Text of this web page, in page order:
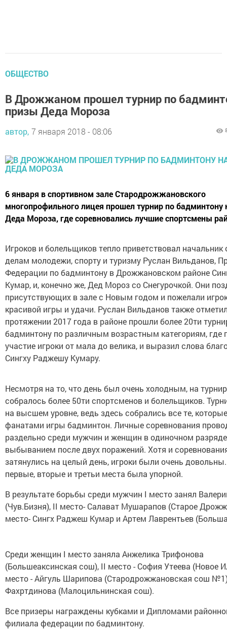
ОБЩЕСТВО
В Дрожжаном прошел турнир по
призы Деда Мороза
автор, 7 января 2018 - 08:06
6 января в спортивном зале Стародрожжановского
многопрофильного лицея прошел турнир по бадминтону
Деда Мороза, где соревновались лучшие спортсмены
Игроков и болельщиков тепло приветствовал начальник
делам молодежи, спорту и туризму Руслан Вильданов,
Федерации по бадминтону в Дрожжановском районе
Кумар, и, конечно же, Дед Мороз со Снегурочкой. Они
присутствующих в зале с Новым годом и пожелали
красивой игры и удачи. Руслан Вильданов также
протяжении 2017 года в районе прошли более 20ти
бадминтону по различным возрастным категориям, где
участие игроки от мала до велика, и выразил слова
Сингху Раджешу Кумару.
Несмотря на то, что день был очень холодным, на турнир
собралось более 50ти спортсменов и болельщиков.
на высшем уровне, ведь здесь собрались все те,
фанатами игры бадминтон. Личные соревнования
раздельно среди мужчин и женщин в одиночном
выбыванием после двух поражений. Хотя и
затянулись на целый день, игроки были очень
первые, вторые и третьи места была упорной.
В результате борьбы среди мужчин I место занял
(Чув.Бизня), II место- Салават Мушарапов (Старое
место- Сингх Раджеш Кумар и Артем Лаврентьев
Среди женщин I место заняла Анжелика Трифонова
(Большеаксинская сош), II место - София Утеева (Новое
место - Айгуль Шарипова (Стародрожжановская сош
Фахртдинова (Малоцильнинская сош).
Все призеры награждены кубками и Дипломами
филиала федерации по бадминтону.